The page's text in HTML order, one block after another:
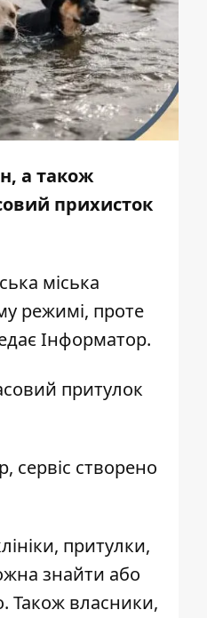
а також
прихисток
міська
режимі, проте
Інформатор.
притулок
сервіс створено
притулки,
знайти або
Також власники,